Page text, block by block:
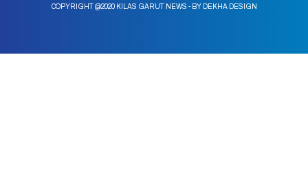
COPYRIGHT @2020 KILAS GARUT NEWS - BY DEKHA DESIGN